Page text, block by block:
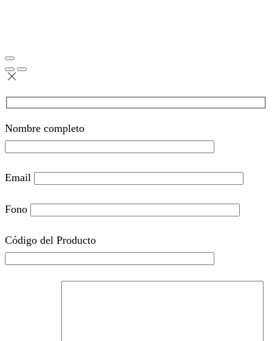
Nombre completo
Email
Fono
Código del Producto